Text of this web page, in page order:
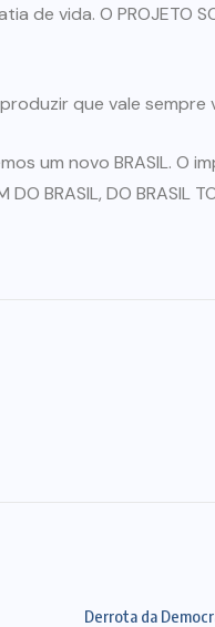
vida. O PROJETO
que vale sempre
um novo BRASIL. O
BRASIL, DO BRASIL
Derrota da
Inscrições